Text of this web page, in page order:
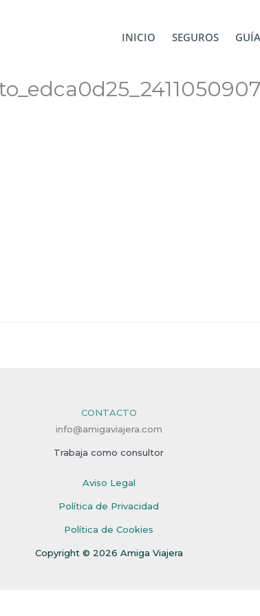
INICIO SEGUROS
CONTACTO
info@amigaviajera.com
Trabaja como consultor
Aviso Legal
Política de Privacidad
Política de Cookies
Copyright © 2026 Amiga Viajera